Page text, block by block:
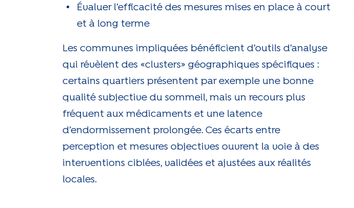
Évaluer l’efficacité des mesures mises en place à court
et à long terme
Les communes impliquées bénéficient d’outils d’analyse
qui révèlent des «clusters» géographiques spécifiques :
certains quartiers présentent par exemple une bonne
qualité subjective du sommeil, mais un recours plus
fréquent aux médicaments et une latence
d’endormissement prolongée. Ces écarts entre
perception et mesures objectives ouvrent la voie à des
interventions ciblées, validées et ajustées aux réalités
locales.